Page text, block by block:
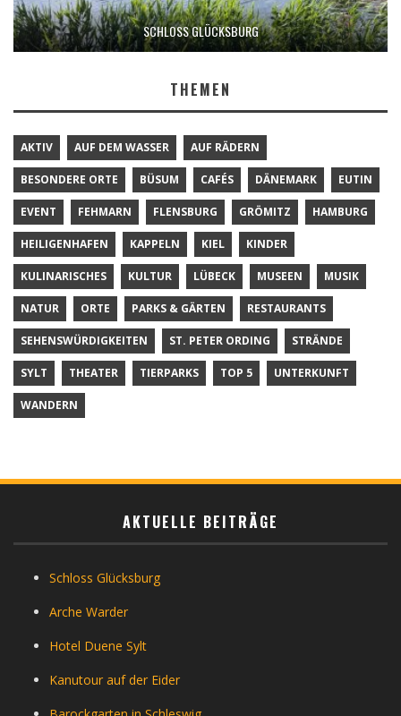
SCHLOSS GLÜCKSBURG
THEMEN
AKTIV AUF DEM WASSER AUF RÄDERN
BESONDERE ORTE BÜSUM CAFÉS DÄNEMARK EUTIN
EVENT FEHMARN FLENSBURG GRÖMITZ HAMBURG
HEILIGENHAFEN KAPPELN KIEL KINDER
KULINARISCHES KULTUR LÜBECK MUSEEN MUSIK
NATUR ORTE PARKS & GÄRTEN RESTAURANTS
SEHENSWÜRDIGKEITEN ST. PETER ORDING STRÄNDE
SYLT THEATER TIERPARKS TOP 5 UNTERKUNFT
WANDERN
AKTUELLE BEITRÄGE
Schloss Glücksburg
Arche Warder
Hotel Duene Sylt
Kanutour auf der Eider